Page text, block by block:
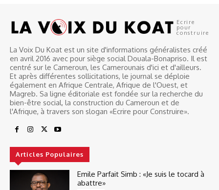
Ecrire
pour
construire
La Voix Du Koat est un site d'informations généralistes créé
en avril 2016 avec pour siège social Douala-Bonapriso. Il est
centré sur le Cameroun, les Camerounais d'ici et d'ailleurs.
Et après différentes sollicitations, le journal se déploie
également en Afrique Centrale, Afrique de l'Ouest, et
Magreb. Sa ligne éditoriale est fondée sur la recherche du
bien-être social, la construction du Cameroun et de
l'Afrique, à travers son slogan «Ecrire pour Construire».
Articles Populaires
Emile Parfait Simb : «Je suis le tocard à
abattre»